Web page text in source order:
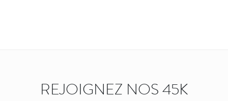
REJOIGNEZ NOS 45K